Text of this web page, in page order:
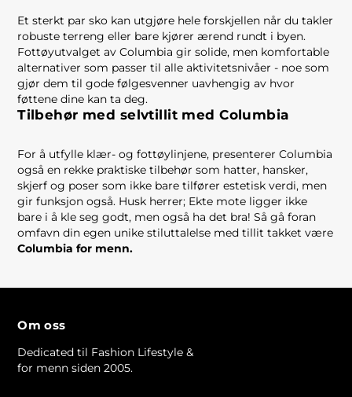
Et sterkt par sko kan utgjøre hele forskjellen når du takler
robuste terreng eller bare kjører ærend rundt i byen.
Fottøyutvalget av Columbia gir solide, men komfortable
alternativer som passer til alle aktivitetsnivåer - noe som
gjør dem til gode følgesvenner uavhengig av hvor
føttene dine kan ta deg.
Tilbehør med selvtillit med Columbia
For å utfylle klær- og fottøylinjene, presenterer Columbia
også en rekke praktiske tilbehør som hatter, hansker,
skjerf og poser som ikke bare tilfører estetisk verdi, men
gir funksjon også. Husk herrer; Ekte mote ligger ikke
bare i å kle seg godt, men også ha det bra! Så gå foran
omfavn din egen unike stiluttalelse med tillit takket være
Columbia for menn.
Om oss
Dedicated til Fashion Lifestyle &
for menn siden 2005.